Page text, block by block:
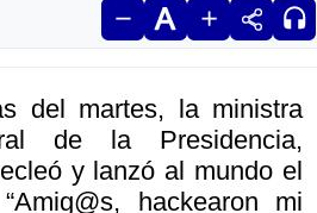
del martes, la ministra
de la Presidencia,
y lanzó al mundo el
hackearon mi